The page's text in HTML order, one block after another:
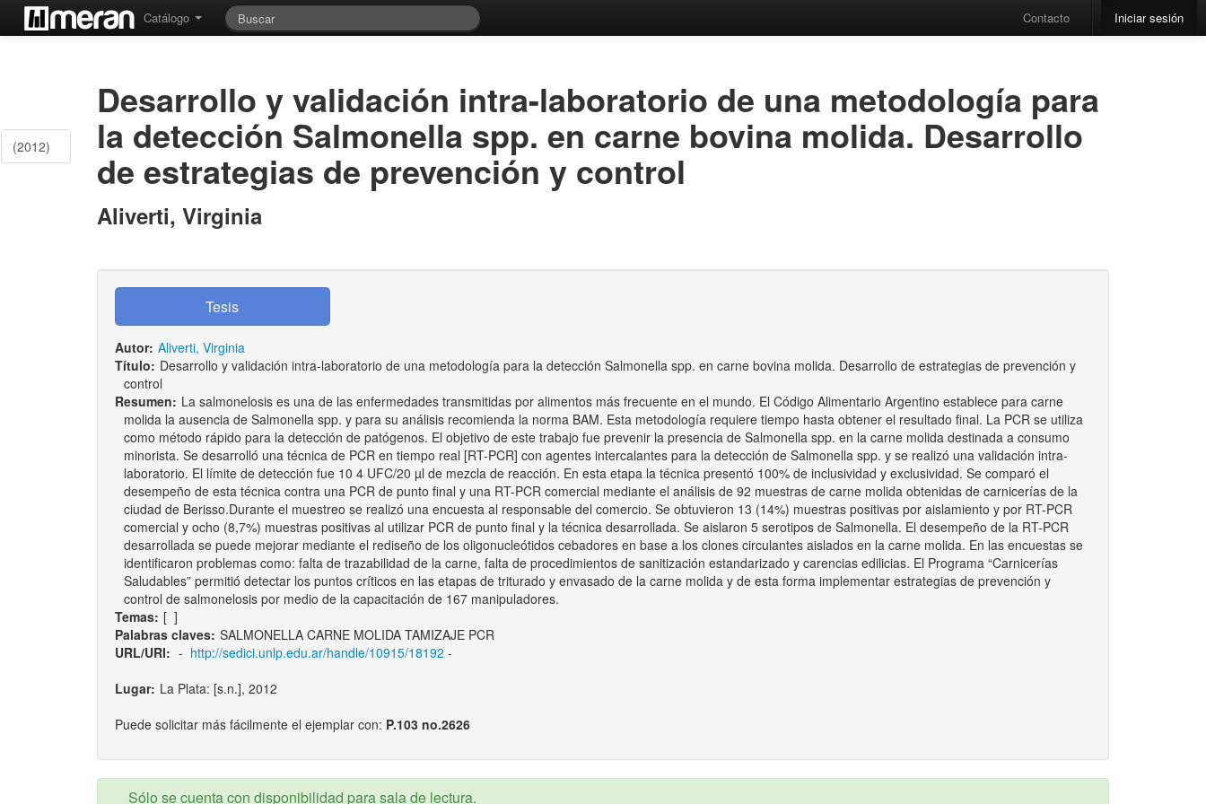
Catálogo Contacto Iniciar sesión
(2012)
Desarrollo y validación intra-laboratorio de una metodología para
la detección Salmonella spp. en carne bovina molida. Desarrollo
de estrategias de prevención y control
Aliverti, Virginia
Autor: Aliverti, Virginia
Título: Desarrollo y validación intra-laboratorio de una metodología para la detección Salmonella spp. en carne bovina molida. Desarrollo de estrategias de prevención y
control
Resumen: La salmonelosis es una de las enfermedades transmitidas por alimentos más frecuente en el mundo. El Código Alimentario Argentino establece para carne
molida la ausencia de Salmonella spp. y para su análisis recomienda la norma BAM. Esta metodología requiere tiempo hasta obtener el resultado final. La PCR se utiliza
como método rápido para la detección de patógenos. El objetivo de este trabajo fue prevenir la presencia de Salmonella spp. en la carne molida destinada a consumo
minorista. Se desarrolló una técnica de PCR en tiempo real [RT-PCR] con agentes intercalantes para la detección de Salmonella spp. y se realizó una validación intra-
laboratorio. El límite de detección fue 10 4 UFC/20 µl de mezcla de reacción. En esta etapa la técnica presentó 100% de inclusividad y exclusividad. Se comparó el
desempeño de esta técnica contra una PCR de punto final y una RT-PCR comercial mediante el análisis de 92 muestras de carne molida obtenidas de carnicerías de la
ciudad de Berisso.Durante el muestreo se realizó una encuesta al responsable del comercio. Se obtuvieron 13 (14%) muestras positivas por aislamiento y por RT-PCR
comercial y ocho (8,7%) muestras positivas al utilizar PCR de punto final y la técnica desarrollada. Se aislaron 5 serotipos de Salmonella. El desempeño de la RT-PCR
desarrollada se puede mejorar mediante el rediseño de los oligonucleótidos cebadores en base a los clones circulantes aislados en la carne molida. En las encuestas se
identificaron problemas como: falta de trazabilidad de la carne, falta de procedimientos de sanitización estandarizado y carencias edilicias. El Programa “Carnicerías
Saludables” permitió detectar los puntos críticos en las etapas de triturado y envasado de la carne molida y de esta forma implementar estrategias de prevención y
control de salmonelosis por medio de la capacitación de 167 manipuladores.
Temas: [ ]
Palabras claves: SALMONELLA CARNE MOLIDA TAMIZAJE PCR
URL/URI: - http://sedici.unlp.edu.ar/handle/10915/18192 -
Lugar: La Plata: [s.n.], 2012
Puede solicitar más fácilmente el ejemplar con: P.103 no.2626
Sólo se cuenta con disponibilidad para sala de lectura.